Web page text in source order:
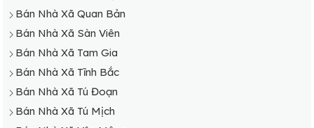
Bán Nhà Xã Quan Bản
Bán Nhà Xã Sàn Viên
Bán Nhà Xã Tam Gia
Bán Nhà Xã Tĩnh Bắc
Bán Nhà Xã Tú Đoạn
Bán Nhà Xã Tú Mịch